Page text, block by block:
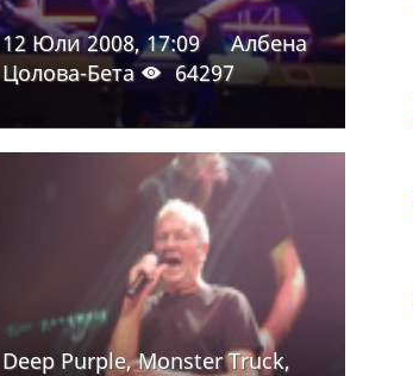
12 Юли 2008, 17:09
Албена
Цолова-Бета
64297
Deep Purple, Monster Truck,